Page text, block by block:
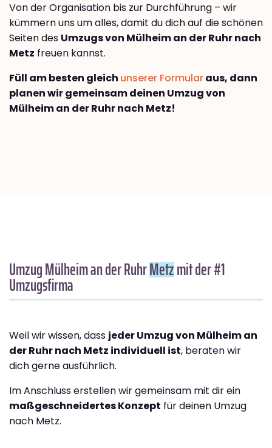
Von der Organisation bis zur Durchführung – wir
kümmern uns um alles, damit du dich auf die schönen
Seiten des Umzugs von Mülheim an der Ruhr nach
Metz freuen kannst.
Füll am besten gleich unserer Formularaus, dann
planen wir gemeinsam deinen Umzug von
Mülheim an der Ruhr nach Metz!
Umzug Mülheim an der RuhrMetzmit der #1
Umzugsfirma
Weil wir wissen, dass jeder Umzug von Mülheim an
der Ruhr nach Metz individuell ist, beraten wir
dich gerne ausführlich.
Im Anschluss erstellen wir gemeinsam mit dir ein
maßgeschneidertes Konzept für deinen Umzug
nach Metz.